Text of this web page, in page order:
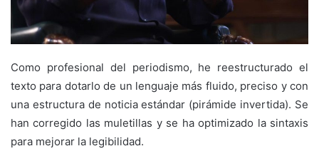
Como profesional del periodismo, he reestructurado el
texto para dotarlo de un lenguaje más fluido, preciso y con
una estructura de noticia estándar (pirámide invertida). Se
han corregido las muletillas y se ha optimizado la sintaxis
para mejorar la legibilidad.